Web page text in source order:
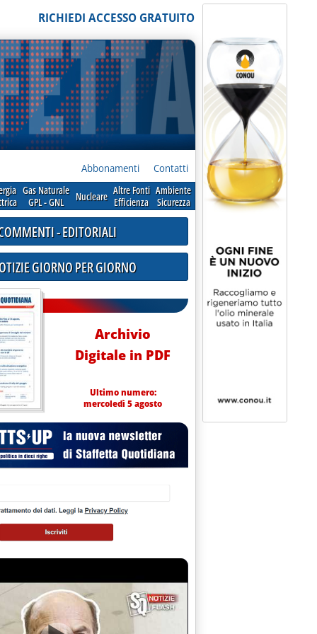
RICHIEDI ACCESSO GRATUITO
Abbonamenti Contatti
Gas Naturale
GPL - GNL
Nucleare Altre Fonti
Efficienza
Ambiente
Sicurezza
degli incentivi dal 1° gennaio 2016
2015 alle 9.1.
alle 16.6.
- EDITORIALI
GIORNO PER GIORNO
Archivio
Digitale in PDF
Ultimo numero:
mercoledì 5 agosto